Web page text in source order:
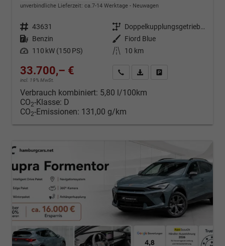
unverbindliche Lieferzeit: ca.7-14 Werktage Neuwagen
Fahrzeugnr. 43631 Getriebe
Doppelkupplungsgetriebe (DSG)
Kraftstoff Benzin Außenfarbe
Fiord Blue
Leistung 110 kW (150 PS) Kilometerstand 10 km
33.700,– €
incl. 19% MwSt.
Kontakt & Angebot anfordern
PDF-Datei, Fahrzeugexposé
Verbrauch kombiniert: 5,80 l/100km
CO2-Klasse: D
CO2-Emissionen: 131,00 g/km